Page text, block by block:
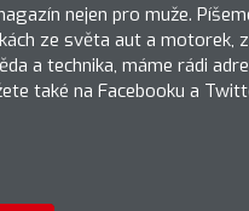
nejen pro muže.
ze světa aut a motorek,
a technika, máme rádi
také na Facebooku a